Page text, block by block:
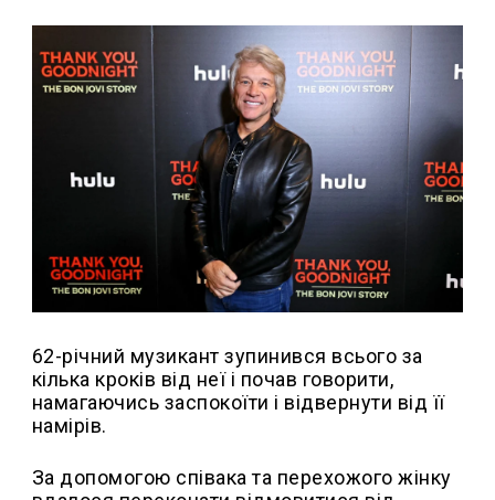
62-річний музикант зупинився всього за
кілька кроків від неї і почав говорити,
намагаючись заспокоїти і відвернути від її
намірів.
За допомогою співака та перехожого жінку